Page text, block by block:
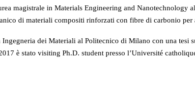
magistrale in Materials Engineering and Nanotechnology
di materiali compositi rinforzati con fibre di carbonio
dei Materiali al Politecnico di Milano con una tesi
è stato visiting Ph.D. student presso l’Université